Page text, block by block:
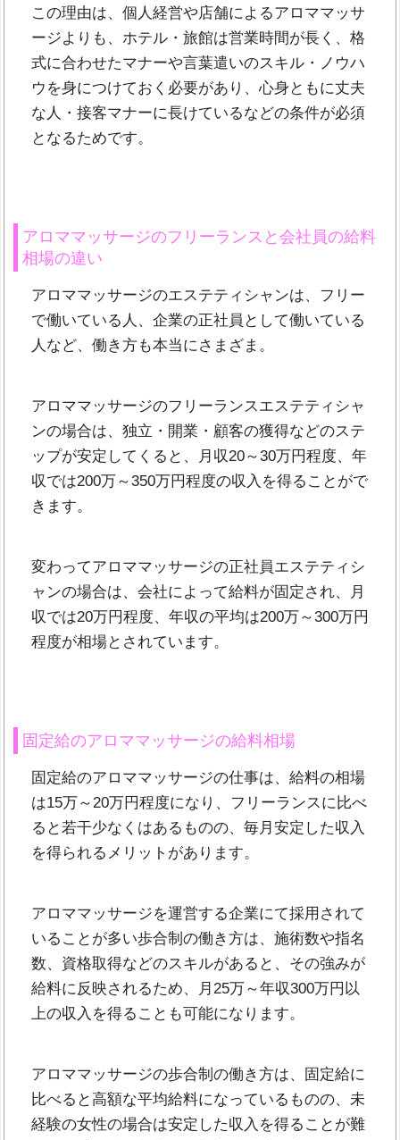
この理由は、個人経営や店舗によるアロママッサ
ージよりも、ホテル・旅館は営業時間が長く、格
式に合わせたマナーや言葉遣いのスキル・ノウハ
ウを身につけておく必要があり、心身ともに丈夫
な人・接客マナーに長けているなどの条件が必須
となるためです。
アロママッサージのフリーランスと会社員の給料
相場の違い
アロママッサージのエステティシャンは、フリー
で働いている人、企業の正社員として働いている
人など、働き方も本当にさまざま。
アロママッサージのフリーランスエステティシャ
ンの場合は、独立・開業・顧客の獲得などのステ
ップが安定してくると、月収20～30万円程度、年
収では200万～350万円程度の収入を得ることがで
きます。
変わってアロママッサージの正社員エステティシ
ャンの場合は、会社によって給料が固定され、月
収では20万円程度、年収の平均は200万～300万円
程度が相場とされています。
固定給のアロママッサージの給料相場
固定給のアロママッサージの仕事は、給料の相場
は15万～20万円程度になり、フリーランスに比べ
ると若干少なくはあるものの、毎月安定した収入
を得られるメリットがあります。
アロママッサージを運営する企業にて採用されて
いることが多い歩合制の働き方は、施術数や指名
数、資格取得などのスキルがあると、その強みが
給料に反映されるため、月25万～年収300万円以
上の収入を得ることも可能になります。
アロママッサージの歩合制の働き方は、固定給に
比べると高額な平均給料になっているものの、未
経験の女性の場合は安定した収入を得ることが難